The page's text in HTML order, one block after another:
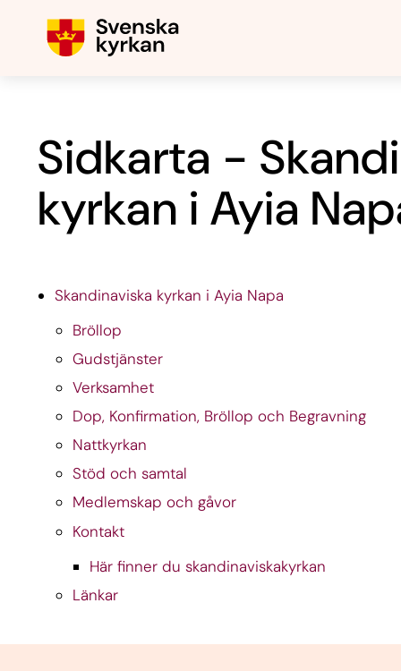
Sidkarta -
kyrkan i Ayia
Skandinaviska kyrkan i Ayia Napa
Bröllop
Gudstjänster
Verksamhet
Dop, Konfirmation, Bröllop och Begravning
Nattkyrkan
Stöd och samtal
Medlemskap och gåvor
Kontakt
Här finner du skandinaviskakyrkan
Länkar